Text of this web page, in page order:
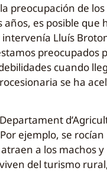
preocupación de
es posible que
Lluís
preocupados
cuando
se ha
ejemplo, se
a los machos
del turismo